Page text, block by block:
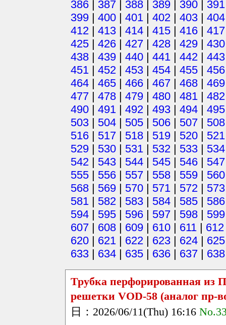
386 | 387 | 388 | 389 | 390 | 391
399 | 400 | 401 | 402 | 403 | 404
412 | 413 | 414 | 415 | 416 | 417
425 | 426 | 427 | 428 | 429 | 430
438 | 439 | 440 | 441 | 442 | 443
451 | 452 | 453 | 454 | 455 | 456
464 | 465 | 466 | 467 | 468 | 469
477 | 478 | 479 | 480 | 481 | 482
490 | 491 | 492 | 493 | 494 | 495
503 | 504 | 505 | 506 | 507 | 508
516 | 517 | 518 | 519 | 520 | 521
529 | 530 | 531 | 532 | 533 | 534
542 | 543 | 544 | 545 | 546 | 547
555 | 556 | 557 | 558 | 559 | 560
568 | 569 | 570 | 571 | 572 | 573
581 | 582 | 583 | 584 | 585 | 586
594 | 595 | 596 | 597 | 598 | 599
607 | 608 | 609 | 610 | 611 | 612
620 | 621 | 622 | 623 | 624 | 625
633 | 634 | 635 | 636 | 637 | 638
Трубка перфорированная из
решетки VOD-58 (аналог пр-
日：2026/06/11(Thu) 16:16